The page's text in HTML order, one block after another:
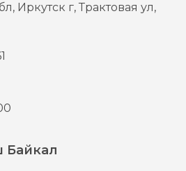
Иркутск г,Трактовая ул,